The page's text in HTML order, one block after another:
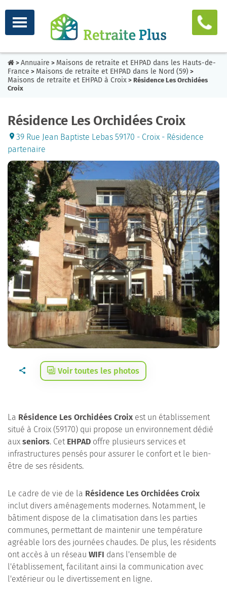
> Annuaire > Maisons de retraite et EHPAD dans les Hauts-de-
France > Maisons de retraite et EHPAD dans le Nord (59) >
Maisons de retraite et EHPAD à Croix > Résidence Les Orchidées
Croix
Résidence Les Orchidées Croix
39 Rue Jean Baptiste Lebas 59170 - Croix - Résidence
partenaire
Voir toutes les photos
La Résidence Les Orchidées Croix est un établissement
situé à Croix (59170) qui propose un environnement dédié
aux seniors. Cet EHPAD offre plusieurs services et
infrastructures pensés pour assurer le confort et le bien-
être de ses résidents.
Le cadre de vie de la Résidence Les Orchidées Croix
inclut divers aménagements modernes. Notamment, le
bâtiment dispose de la climatisation dans les parties
communes, permettant de maintenir une température
agréable lors des journées chaudes. De plus, les résidents
ont accès à un réseau WIFI dans l'ensemble de
l'établissement, facilitant ainsi la communication avec
l'extérieur ou le divertissement en ligne.